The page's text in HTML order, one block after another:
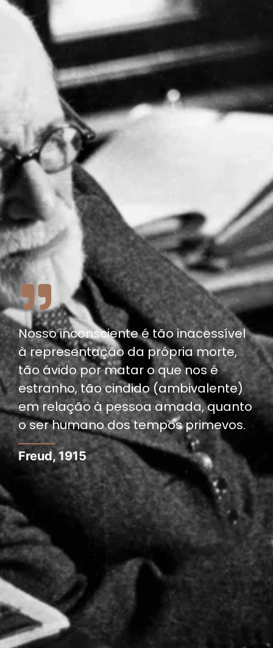
Nosso inconsciente é tão inacessível
à representação da própria morte,
tão ávido por matar o que nos é
estranho, tão cindido (ambivalente)
em relação à pessoa amada, quanto
o ser humano dos tempos primevos.
Freud, 1915